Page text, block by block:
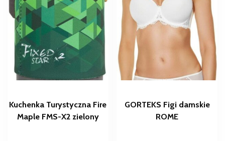
Kuchenka Turystyczna Fire
Maple FMS-X2 zielony
GORTEKS Figi damskie
ROME